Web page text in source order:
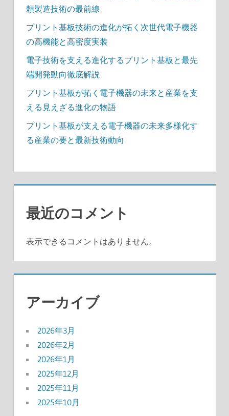
頼製造技術の最前線
プリント基板技術の進化が拓く次世代電子機器
の高機能と高密度実装
電子技術を支える進化するプリント基板と最先
端開発動向徹底解説
プリント基板が拓く電子機器の未来と産業を支
える見えざる進化の物語
プリント基板が支える電子機器の未来多様化す
る産業の要と最新技術動向
最近のコメント
表示できるコメントはありません。
アーカイブ
2026年3月
2026年2月
2026年1月
2025年12月
2025年11月
2025年10月